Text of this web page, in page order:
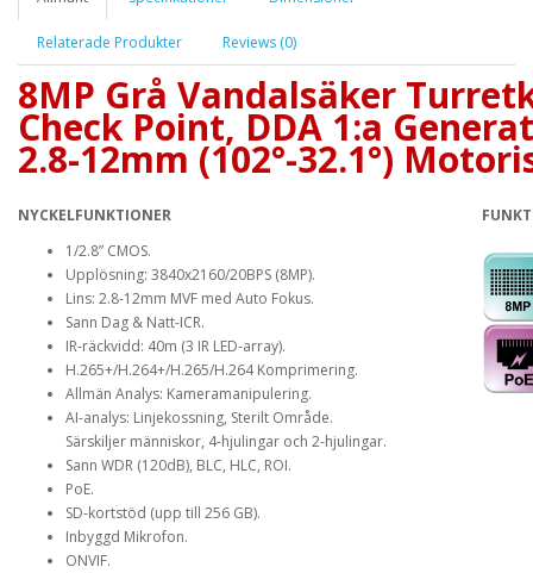
Relaterade Produkter Reviews (0)
8MP Grå Vandalsäker
Check Point, DDA 1:a
2.8-12mm (102°-32.1°)
NYCKELFUNKTIONER
1/2.8” CMOS.
Upplösning: 3840x2160/20BPS (8MP).
Lins: 2.8-12mm MVF med Auto Fokus.
Sann Dag & Natt-ICR.
IR-räckvidd: 40m (3 IR LED-array).
H.265+/H.264+/H.265/H.264 Komprimering.
Allmän Analys: Kameramanipulering.
AI-analys: Linjekossning, Sterilt Område.
Särskiljer människor, 4-hjulingar och 2-hjulingar.
Sann WDR (120dB), BLC, HLC, ROI.
PoE.
SD-kortstöd (upp till 256 GB).
Inbyggd Mikrofon.
ONVIF.